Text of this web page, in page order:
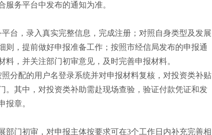
服务平台中发布的通知为准。
台，录入真实完整信息，完成注册；对照自身类型及发展
则，提前做好申报准备工作；按照市经信局发布的申报通
，并关注部门初审意见，及时完善申报材料。
分配的用户名登录系统并对申报材料复核，对投资类补贴
。其中，对投资类补助需赴现场查验，验证付款凭证和发
报章。
部门初审，对申报主体按要求可在3个工作日内补充完善相